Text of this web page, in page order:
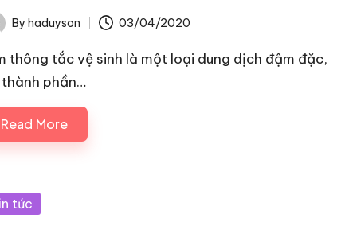
By haduyson 03/04/2020
thông tắc vệ sinh là một loại dung dịch đậm đặc,
phần…
Read More
tức